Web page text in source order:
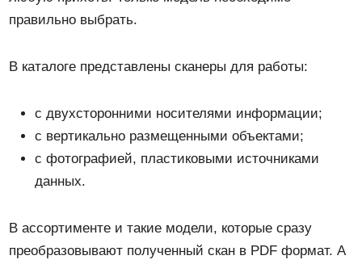
правильно выбрать.
В каталоге представлены сканеры для работы:
с двухсторонними носителями информации;
с вертикально размещенными объектами;
с фотографией, пластиковыми источниками
данных.
В ассортименте и такие модели, которые сразу
преобразовывают полученный скан в PDF формат. А